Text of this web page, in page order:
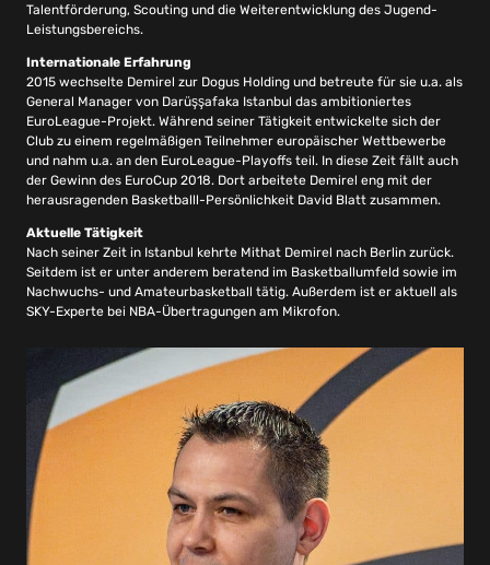
Talentförderung, Scouting und die Weiterentwicklung des Jugend-
Leistungsbereichs.
Internationale Erfahrung
2015 wechselte Demirel zur Dogus Holding und betreute für sie u.a. als
General Manager von Darüşşafaka Istanbul das ambitioniertes
EuroLeague-Projekt. Während seiner Tätigkeit entwickelte sich der
Club zu einem regelmäßigen Teilnehmer europäischer Wettbewerbe
und nahm u.a. an den EuroLeague-Playoffs teil. In diese Zeit fällt auch
der Gewinn des EuroCup 2018. Dort arbeitete Demirel eng mit der
herausragenden Basketballl-Persönlichkeit David Blatt zusammen.
Aktuelle Tätigkeit
Nach seiner Zeit in Istanbul kehrte Mithat Demirel nach Berlin zurück.
Seitdem ist er unter anderem beratend im Basketballumfeld sowie im
Nachwuchs- und Amateurbasketball tätig. Außerdem ist er aktuell als
SKY-Experte bei NBA-Übertragungen am Mikrofon.